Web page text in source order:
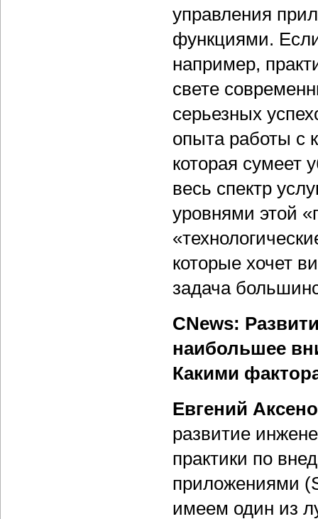
управления
функциями.
например,
свете
серьезных
опыта работы с
которая сумеет
весь спектр
уровнями этой
которые хочет
задача
CNews:
наибольшее
Какими
Евгений
развитие
практики по
приложениями
имеем один из